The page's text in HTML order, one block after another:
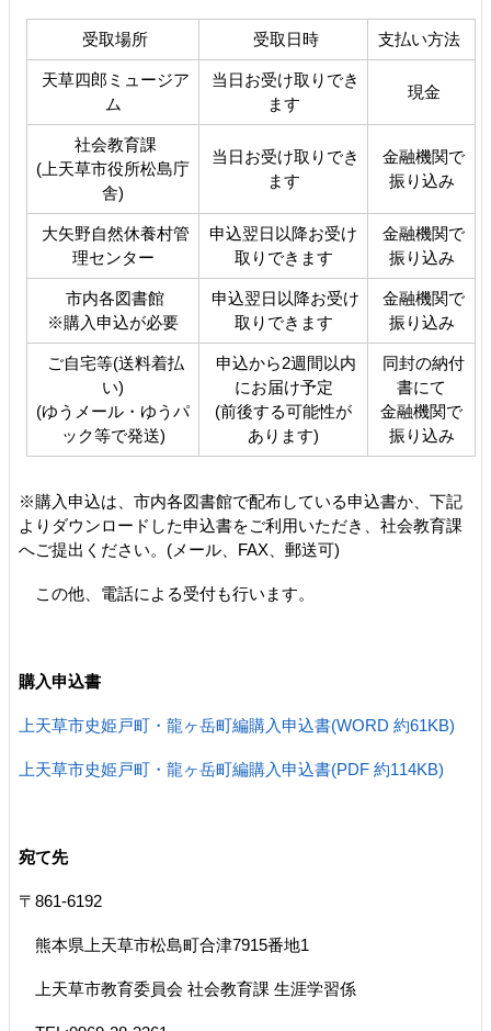
受取場所 受取日時 支払い方法
天草四郎ミュージア
ム
当日お受け取りでき
ます
現金
社会教育課
(上天草市役所松島庁
舎)
当日お受け取りでき
ます
金融機関で
振り込み
大矢野自然休養村管
理センター
申込翌日以降お受け
取りできます
金融機関で
振り込み
市内各図書館
※購入申込が必要
申込翌日以降お受け
取りできます
金融機関で
振り込み
ご自宅等(送料着払
い)
(ゆうメール・ゆうパ
ック等で発送)
申込から2週間以内
にお届け予定
(前後する可能性が
あります)
同封の納付
書にて
金融機関で
振り込み
※購入申込は、市内各図書館で配布している申込書か、下記
よりダウンロードした申込書をご利用いただき、社会教育課
へご提出ください。(メール、FAX、郵送可)
この他、電話による受付も行います。
購入申込書
上天草市史姫戸町・龍ヶ岳町編購入申込書(WORD 約61KB)
上天草市史姫戸町・龍ヶ岳町編購入申込書(PDF 約114KB)
宛て先
〒861-6192
熊本県上天草市松島町合津7915番地1
上天草市教育委員会 社会教育課 生涯学習係